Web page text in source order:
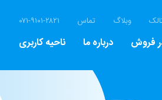
ناحیه کاربری درباره ما فروش
۰۷۱-۹۱۰۱-۲۸۲۱ تماس وبلاگ